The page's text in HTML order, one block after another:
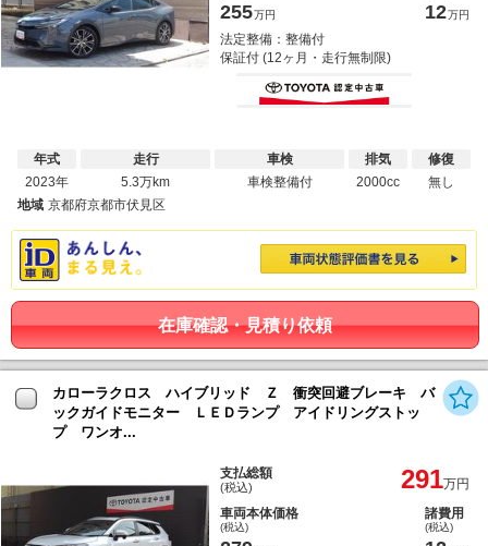
255万円 12万円
法定整備：整備付
保証付 (12ヶ月・走行無制限)
年式
2023年
走行
5.3万km
車検
車検整備付
排気
2000cc
修復
無し
地域 京都府京都市伏見区
在庫確認・見積り依頼
カローラクロス ハイブリッド Ｚ 衝突回避ブレーキ バ
ックガイドモニター ＬＥＤランプ アイドリングストッ
プ ワンオ...
支払総額
(税込) 291万円
車両本体価格
(税込)
諸費用
(税込)